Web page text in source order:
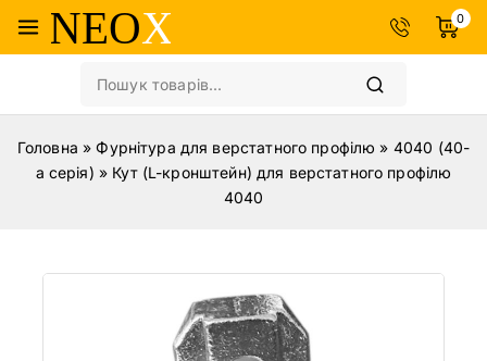
0
Головна »Фурнітура для верстатного профілю » 4040 (40-
а серія) » Кут (L-кронштейн) для верстатного профілю
4040